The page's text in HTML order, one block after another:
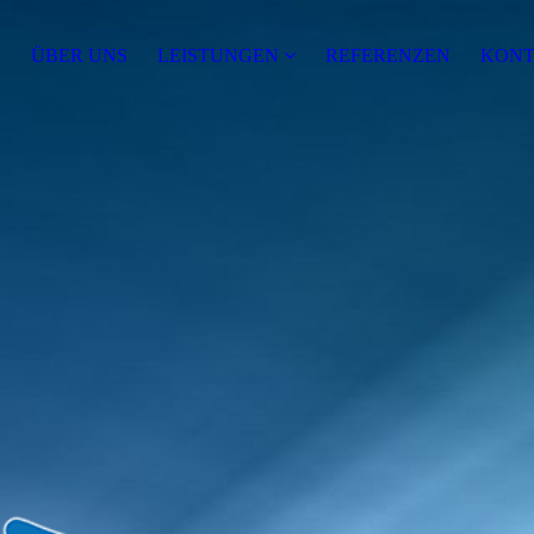
ÜBER UNS LEISTUNGEN REFERENZEN